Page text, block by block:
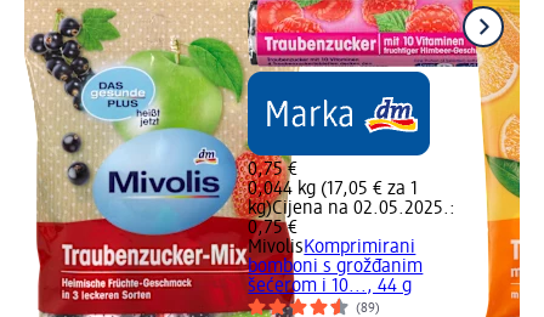
0,75 €
0,044 kg (17,05 € za 1
kg)Cijena na 02.05.2025.:
0,75 €
MivolisKomprimirani
bomboni s grožđanim
šećerom i 10..., 44 g
(89)